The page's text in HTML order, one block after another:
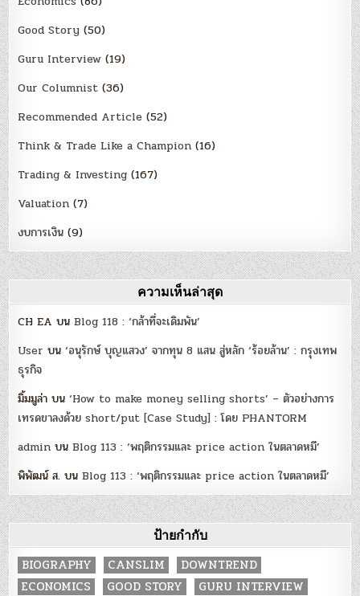
Good Story (50)
Guru Interview (19)
Our Columnist (36)
Recommended Article (52)
Think & Trade Like a Champion (16)
Trading & Investing (167)
Valuation (7)
งบการเงิน (9)
ความเห็นล่าสุด
CH EA บนBlog 118 : ‘กล้าที่จะเดิมพัน’
User บน‘อนุรักษ์ บุญแสวง’ จากทุน 8 แสน สู่หลัก ‘ร้อยล้าน’ : กรุงเทพ
ธุรกิจ
มิ้มมูล่า บน‘How to make money selling shorts’ – ตัวอย่างการ
เทรดขาลงด้วย short/put [Case Study] : โดย PHANTORM
admin บนBlog 113 : ‘พฤติกรรมและ price action ในตลาดหมี’
พิพัฒน์ ส. บนBlog 113 : ‘พฤติกรรมและ price action ในตลาดหมี’
ป้ายกำกับ
BIOGRAPHY CANSLIM
DOWNTREND
ECONOMICS
GOOD STORY
GURU INTERVIEW